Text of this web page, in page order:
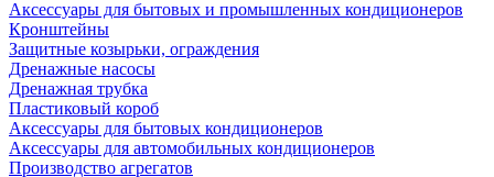
Аксессуары для бытовых и промышленных кондиционеров
Кронштейны
Защитные козырьки, ограждения
Дренажные насосы
Дренажная трубка
Пластиковый короб
Аксессуары для бытовых кондиционеров
Аксессуары для автомобильных кондиционеров
Производство агрегатов